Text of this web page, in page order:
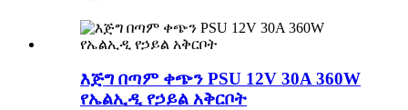
እጅግ በጣም ቀጭን PSU 12V 30A 360W
የኤልኢዲ የኃይል አቅርቦት